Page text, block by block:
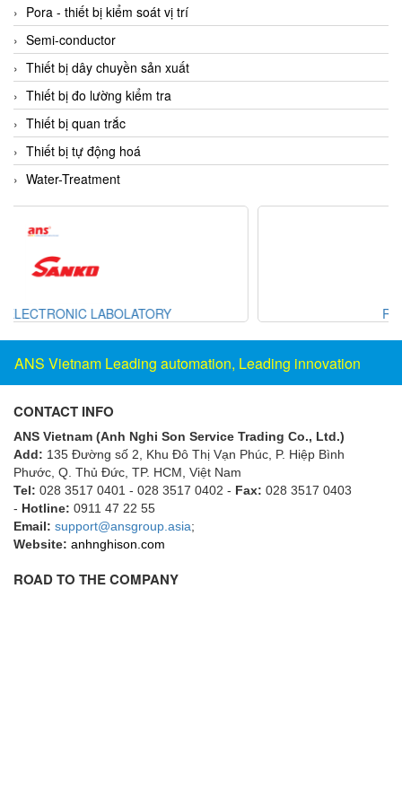
Gestra
GF
Ghisalba
Gill Instruments
Giovenzana Vietnam
Glamox
Glavi
Global Encoder Vietnam
Glual
GPA Pump
Green instruments
GREYSTONE
GREYSTONE
Grundfos
GSEETECH
GURLEY
H&T Korea
Hach
Pora - thiết bị kiểm soát vị trí
Semi-conductor
Thiết bị dây chuyền sản xuất
Thiết bị đo lường kiểm tra
Thiết bị quan trắc
Thiết bị tự động hoá
Water-Treatment
Rishabh Instruments
ANS Vietnam Leading automation, Leading innovation
CONTACT INFO
ANS Vietnam (Anh Nghi Son Service Trading Co., Ltd.)
Add: 135 Đường số 2, Khu Đô Thị Vạn Phúc, P. Hiệp Bình
Phước, Q. Thủ Đức, TP. HCM , Việt Nam
Tel: 028 3517 0401 - 028 3517 0402 - Fax: 028 3517 0403
- Hotline: 0911 47 22 55
Email: support@ansgroup.asia;
Website: anhnghison.com
ROAD TO THE COMPANY